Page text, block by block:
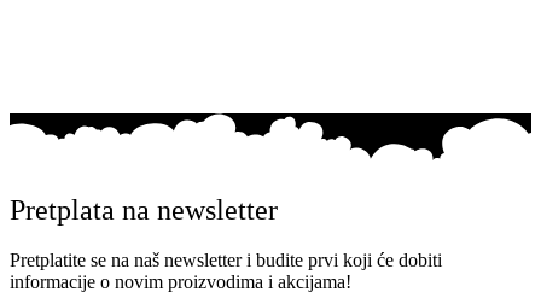
Pretplata na newsletter
Pretplatite se na naš newsletter i budite prvi koji će dobiti
informacije o novim proizvodima i akcijama!